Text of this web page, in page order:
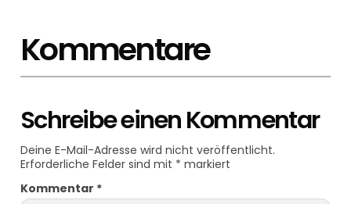
Kommentare
Schreibe einen Kommentar
Deine E-Mail-Adresse wird nicht veröffentlicht.
Erforderliche Felder sind mit * markiert
Kommentar *